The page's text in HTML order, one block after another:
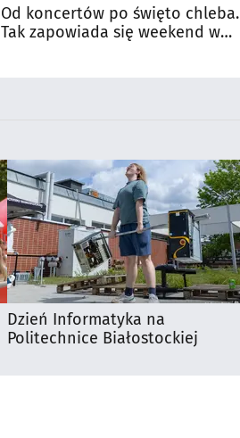
Od koncertów po święto chleba.
Tak zapowiada się weekend w
Dzień Informatyka na
Politechnice Białostockiej